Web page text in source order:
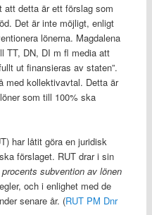
att detta är ett förslag som
Det är inte möjligt, enligt
lönerna. Magdalena
TT, DN, DI m fl media att
ut finansieras av staten”.
med kollektivavtal. Detta är
som till 100% ska
har låtit göra en juridisk
förslaget. RUT drar i sin
subvention av lönen
och i enlighet med de
senare år. (RUT PM Dnr